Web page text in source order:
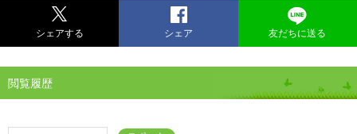
シェアする シェア 友だちに送る
閲覧履歴